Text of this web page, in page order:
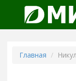
Главная